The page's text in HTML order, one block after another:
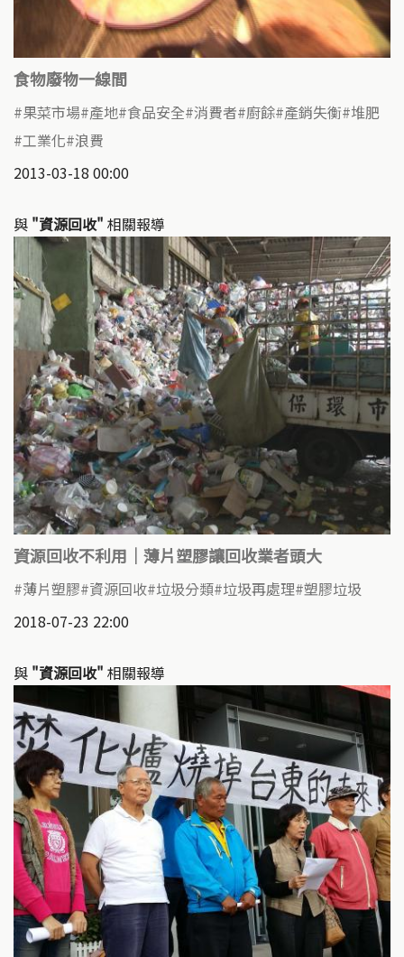
食物廢物一線間
果菜市場 產地 食品安全 消費者 廚餘 產銷失衡 堆肥
工業化 浪費
2013-03-18 00:00
與 "資源回收" 相關報導
資源回收不利用｜薄片塑膠讓回收業者頭大
薄片塑膠 資源回收 垃圾分類 垃圾再處理 塑膠垃圾
2018-07-23 22:00
與 "資源回收" 相關報導